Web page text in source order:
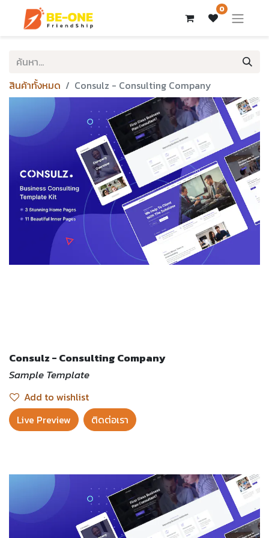
0
สินค้าทั้งหมด Consulz - Consulting Company
Consulz - Consulting Company
Sample Template
Add to wishlist
Live Preview​
ติดต่อเรา